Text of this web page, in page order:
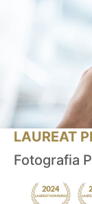
LAUREAT
Fotografia